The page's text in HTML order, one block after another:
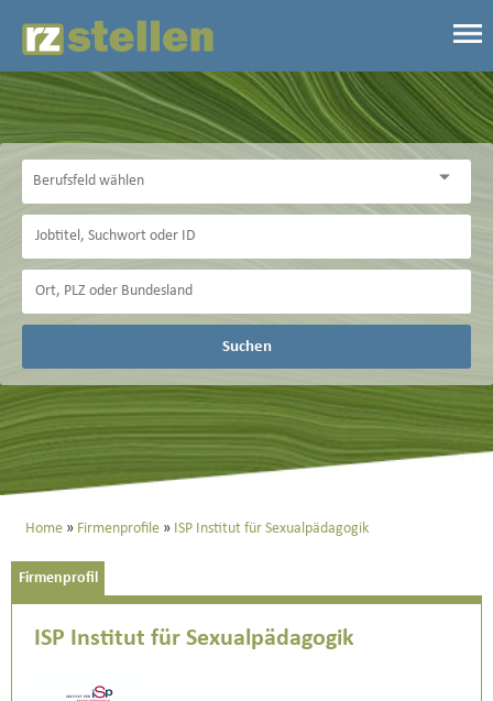
Suchen
Home Firmenprofile ISP Institut für Sexualpädagogik
Firmenprofil
ISP Institut für Sexualpädagogik